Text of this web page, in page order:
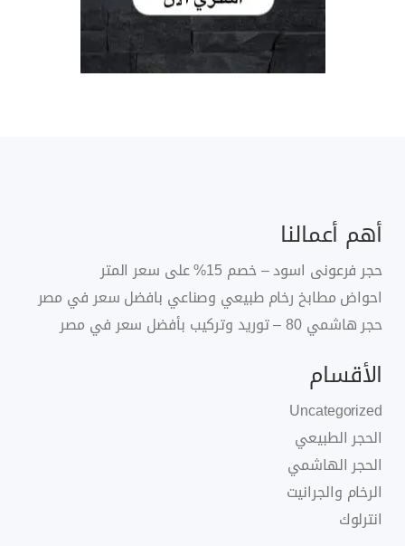
أهم أعمالنا
حجر فرعونى اسود – خصم 15% على سعر المتر
احواض مطابخ رخام طبيعي وصناعي بافضل سعر في مصر
حجر هاشمي 80 – توريد وتركيب بأفضل سعر في مصر
الأقسام
Uncategorized
الحجر الطبيعي
الحجر الهاشمي
الرخام والجرانيت
انترلوك